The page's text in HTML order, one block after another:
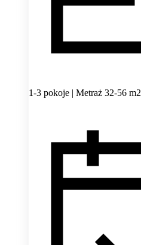
1-3 pokoje | Metraż 32-56 m2